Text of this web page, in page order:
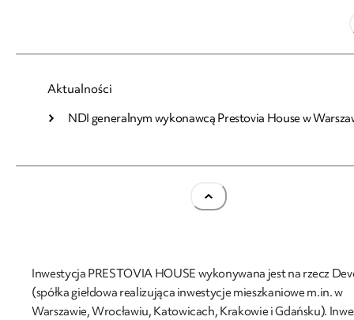
Aktualności
NDI generalnym wykonawcą Prestovia House w
25.01.2021
NDI generalnym wykonawcą Prestovia House w
Inwestycja PRESTOVIA HOUSE wykonywana jest na rzecz
(spółka giełdowa realizująca inwestycje mieszkaniowe m.in. w
Warszawie, Wrocławiu, Katowicach, Krakowie i Gdańsku).